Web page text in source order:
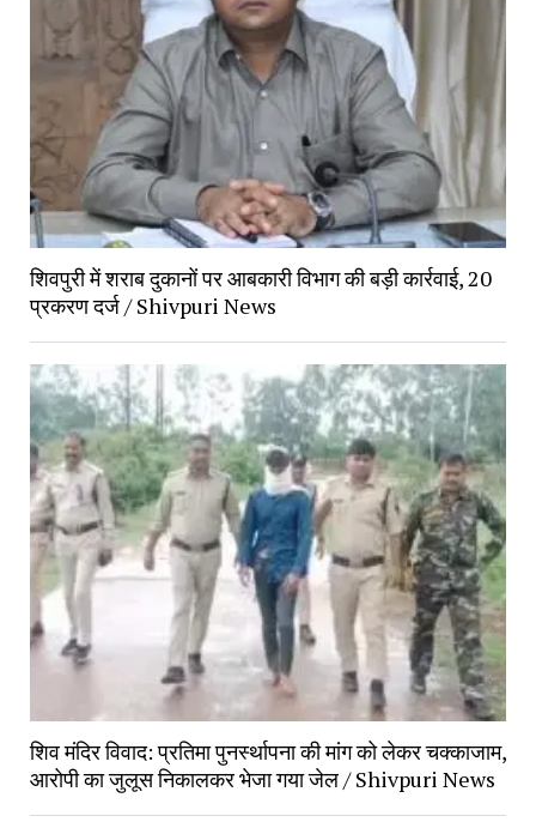
शिवपुरी में शराब दुकानों पर आबकारी विभाग की बड़ी कार्रवाई, 20
प्रकरण दर्ज / Shivpuri News
शिव मंदिर विवाद: प्रतिमा पुनर्स्थापना की मांग को लेकर चक्काजाम,
आरोपी का जुलूस निकालकर भेजा गया जेल / Shivpuri News